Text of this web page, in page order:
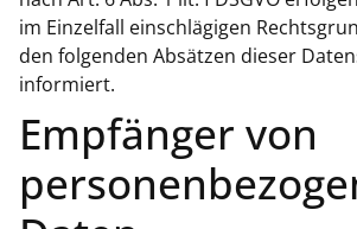
im Einzelfall einschlägigen
den folgenden Absätzen dieser
informiert.
Empfänger von